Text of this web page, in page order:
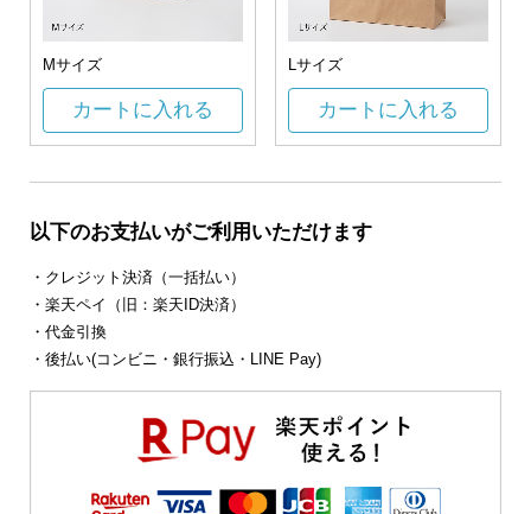
Mサイズ
カートに入れる
Lサイズ
カートに入れる
以下のお支払いがご利用いただけます
・クレジット決済（一括払い）
・楽天ペイ（旧：楽天ID決済）
・代金引換
・後払い(コンビニ・銀行振込・LINE Pay)